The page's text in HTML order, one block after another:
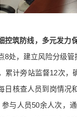
控筑防线，多元发力
8处，建立风险分级
累计旁站监督12次，
日核查人员到岗情况
参与人员50余人次，